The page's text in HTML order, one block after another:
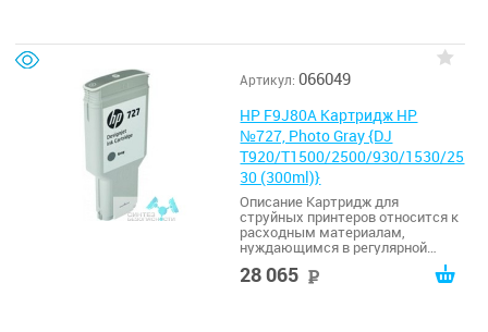
Артикул: 066049
HP F9J80A Картридж HP
№727, Photo Gray {DJ
T920/T1500/2500/930/1530/25
30 (300ml)}
Описание Картридж для
струйных принтеров относится к
расходным материалам,
нуждающимся в регулярной
является емкостью с краской,
28 065